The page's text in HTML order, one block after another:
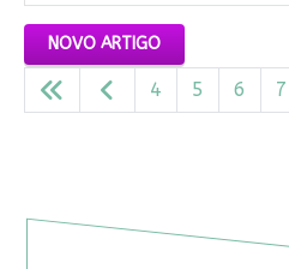
NOVO ARTIGO
4 5 6 7